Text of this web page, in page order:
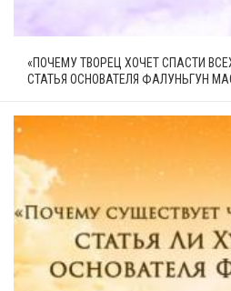
«ПОЧЕМУ ТВОРЕЦ ХОЧЕТ СПАСТИ
СТАТЬЯ ОСНОВАТЕЛЯ ФАЛУНЬГУН